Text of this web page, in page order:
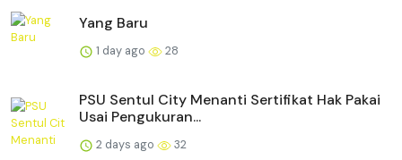
Yang Baru
1 day ago 28
PSU Sentul City Menanti Sertifikat Hak Pakai
Usai Pengukuran...
2 days ago 32